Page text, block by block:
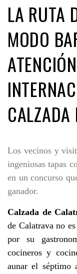
LA RUTA
MODO
CALZADA
Los vecinos y
ingeniosas tapas
en un concurso
ganador.
Calzada de
de Calatrava no
por su
cocineros y
aunar el séptimo